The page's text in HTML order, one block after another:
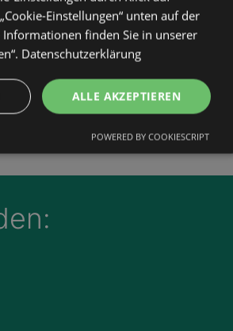
Ombia Urea
BURGER
Pullover Lune
Lidl Filialen in
Einstellungen“ unten auf der
finden Sie in unserer
Datenschutzerklärung
ALLE AKZEPTIEREN
POWERED BY COOKIESCRIPT